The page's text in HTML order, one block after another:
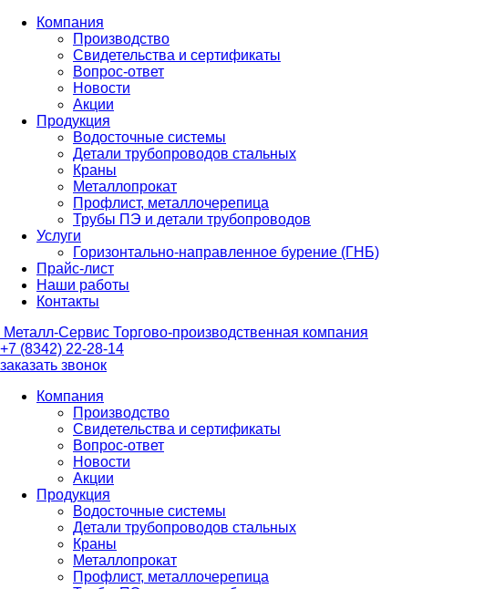
Компания
Производство
Свидетельства и сертификаты
Вопрос-ответ
Новости
Акции
Продукция
Водосточные системы
Детали трубопроводов стальных
Краны
Металлопрокат
Профлист, металлочерепица
Трубы ПЭ и детали трубопроводов
Услуги
Горизонтально-направленное бурение (ГНБ)
Прайс-лист
Наши работы
Контакты
Металл-Сервис Торгово-производственная компания
+7 (8342) 22-28-14
заказать звонок
Компания
Производство
Свидетельства и сертификаты
Вопрос-ответ
Новости
Акции
Продукция
Водосточные системы
Детали трубопроводов стальных
Краны
Металлопрокат
Профлист, металлочерепица